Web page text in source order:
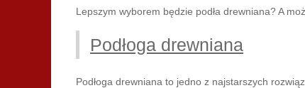
Lepszym wyborem będzie podła drewniana? A
Podłoga drewniana
Podłoga drewniana to jedno z najstarszych